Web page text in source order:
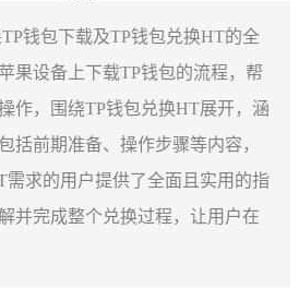
钱包下载及TP钱包兑换HT的全
果设备上下载TP钱包的流程，帮
作，围绕TP钱包兑换HT展开，涵
括前期准备、操作步骤等内容，
需求的用户提供了全面且实用的指
并完成整个兑换过程，让用户在